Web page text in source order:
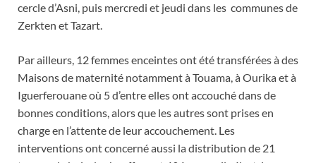
cercle d’Asni, puis mercredi et jeudi dans les communes de
Zerkten et Tazart.
Par ailleurs, 12 femmes enceintes ont été transférées à des
Maisons de maternité notamment à Touama, à Ourika et à
Iguerferouane où 5 d’entre elles ont accouché dans de
bonnes conditions, alors que les autres sont prises en
charge en l’attente de leur accouchement. Les
interventions ont concerné aussi la distribution de 21